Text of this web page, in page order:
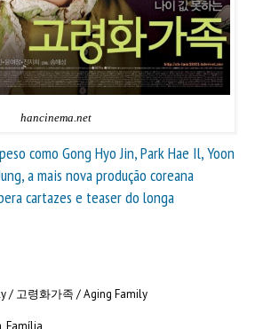
hancinema.net
como Gong Hyo Jin, Park Hae Il, Yoon
a mais nova produção coreana
cartazes e teaser do longa
/ 고령화가족 / Aging Family
Família